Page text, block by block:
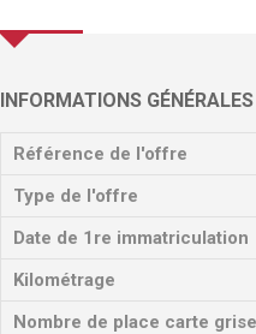
INFORMATIONS GÉNÉRALES
Référence de l'offre
Type de l'offre
Date de 1re immatriculation
Kilométrage
Nombre de place carte grise